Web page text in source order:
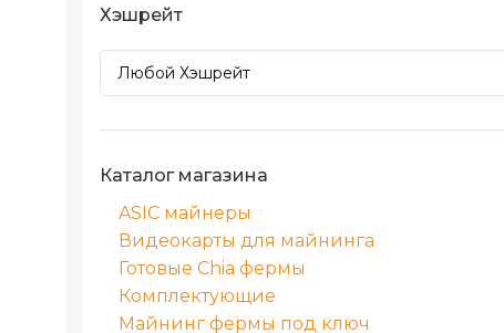
Хэшрейт
Каталог магазина
ASIC майнеры
Видеокарты для майнинга
Готовые Chia фермы
Комплектующие
Майнинг фермы под ключ